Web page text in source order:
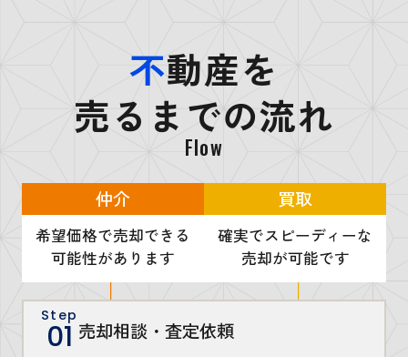
不動産を
売るまでの流れ
Flow
仲介
希望価格で売却できる
可能性があります
買取
確実でスピーディーな
売却が可能です
Step
01 売却相談・査定依頼